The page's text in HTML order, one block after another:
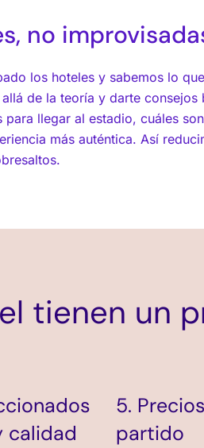
no
los hoteles y sabemos lo
de la teoría y darte consejos
llegar al estadio, cuáles
más auténtica. Así
tienen un
calidad
5.
partido